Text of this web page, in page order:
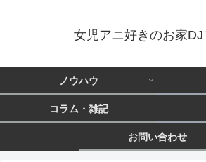
女児アニ好きのお家
ノウハウ
コラム・雑記
お問い合わせ